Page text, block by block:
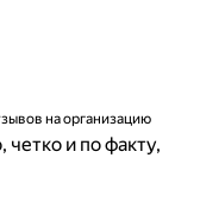
на организацию
и по факту,